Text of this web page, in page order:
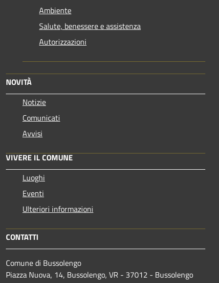
Ambiente
Salute, benessere e assistenza
Autorizzazioni
NOVITÀ
Notizie
Comunicati
Avvisi
VIVERE IL COMUNE
Luoghi
Eventi
Ulteriori informazioni
CONTATTI
Comune di Bussolengo
Piazza Nuova, 14, Bussolengo, VR - 37012 - Bussolengo